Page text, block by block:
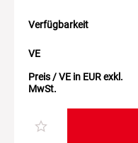
Verfügbarkeit
VE
Preis / VE in EUR exkl.
MwSt.